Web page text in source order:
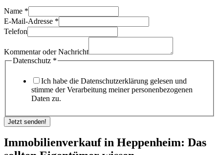
Name *
E-Mail-Adresse *
Telefon
Kommentar oder Nachricht
NameDatenschutz *
Ich habe die Datenschutzerklärung gelesen und
stimme der Verarbeitung meiner personenbezogenen
Daten zu.
Jetzt senden!
Immobilienverkauf in Heppenheim: Das